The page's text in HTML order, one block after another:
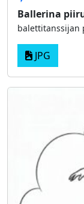
Ballerina
balettitanssijan
JPG